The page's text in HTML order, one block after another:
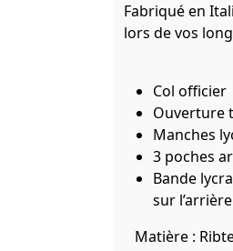
Fabriqué en
lors de vos
Col officier
Ouverture
Manches
3 poches
Bande
sur l’arrière
Matière :